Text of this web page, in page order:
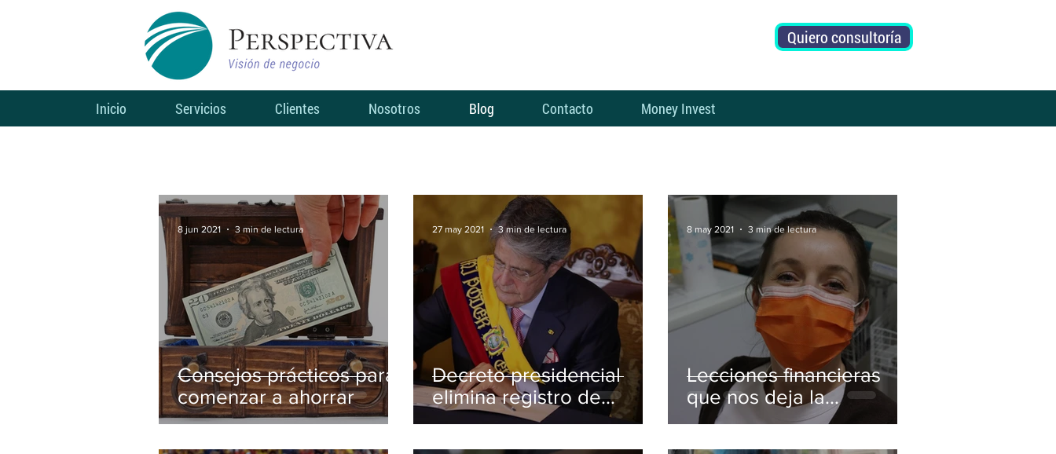
Quiero consultoría
Inicio Servicios Clientes Nosotros Blog Contacto Money Invest
Consejos prácticos para
comenzar a ahorrar
8 jun 2021 3 min de lectura
Decreto presidencial
elimina registro de
deudas de la central de
27 may 2021 3 min de lectura
Lecciones financieras
que nos deja la
pandemia
8 may 2021 3 min de lectura